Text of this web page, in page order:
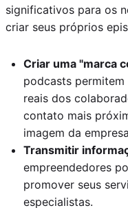
significativos para os
criar seus próprios
Criar uma "marca
podcasts
reais dos
contato mais
imagem da
Transmitir
empreendedores
promover seus
especialistas.